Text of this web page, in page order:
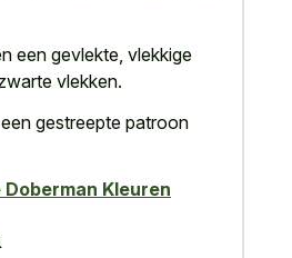
een gevlekte, vlekkige
vlekken.
gestreepte patroon
Kleuren